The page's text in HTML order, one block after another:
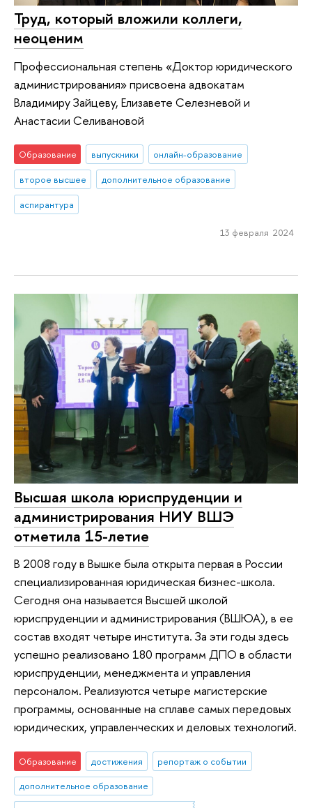
Труд, который вложили коллеги,
неоценим
Профессиональная степень «Доктор юридического
администрирования» присвоена адвокатам
Владимиру Зайцеву, Елизавете Селезневой и
Анастасии Селивановой
Образование выпускники
онлайн-образование
второе высшее
дополнительное образование
аспирантура
13 февраля 2024
Высшая школа юриспруденции и
администрирования НИУ ВШЭ
отметила 15-летие
В 2008 году в Вышке была открыта первая в России
специализированная юридическая бизнес-школа.
Сегодня она называется Высшей школой
юриспруденции и администрирования (ВШЮА), в ее
состав входят четыре института. За эти годы здесь
успешно реализовано 180 программ ДПО в области
юриспруденции, менеджмента и управления
персоналом. Реализуются четыре магистерские
программы, основанные на сплаве самых передовых
юридических, управленческих и деловых технологий.
Образование достижения
репортаж о событии
дополнительное образование